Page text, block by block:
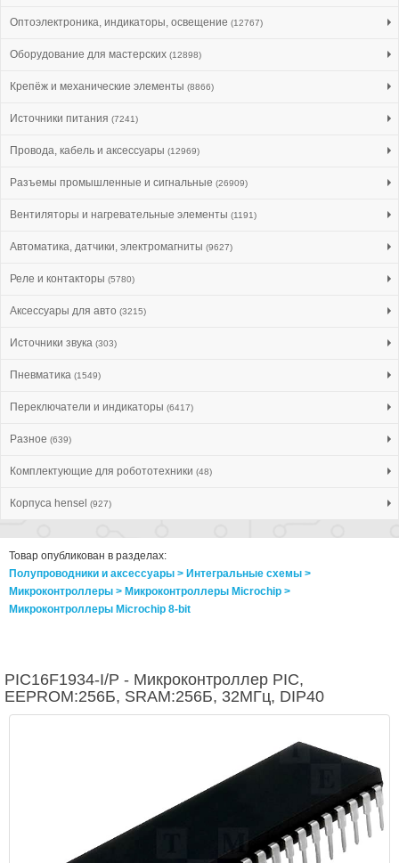
Оптоэлектроника, индикаторы, освещение (12767)
Оборудование для мастерских (12898)
Крепёж и механические элементы (8866)
Источники питания (7241)
Провода, кабель и аксессуары (12969)
Разъемы промышленные и сигнальные (26909)
Вентиляторы и нагревательные элементы (1191)
Автоматика, датчики, электромагниты (9627)
Реле и контакторы (5780)
Аксессуары для авто (3215)
Источники звука (303)
Пневматика (1549)
Переключатели и индикаторы (6417)
Разное (639)
Комплектующие для робототехники (48)
Корпуса hensel (927)
Товар опубликован в разделах:
Полупроводники и аксессуары > Интегральные схемы >
Микроконтроллеры > Микроконтроллеры Microchip >
Микроконтроллеры Microchip 8-bit
PIC16F1934-I/P - Микроконтроллер PIC,
EEPROM:256Б, SRAM:256Б, 32МГц, DIP40